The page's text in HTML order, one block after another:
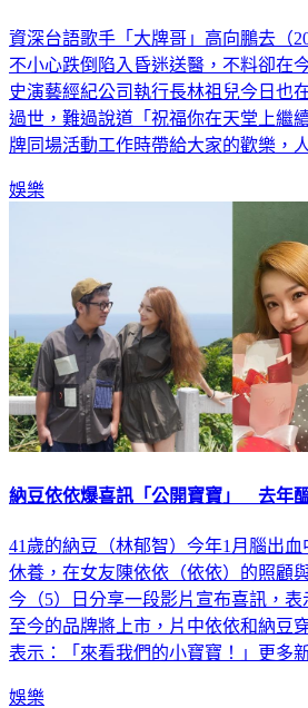
資深台語歌手「大牌哥」高向鵬去（
不小心跌倒陷入昏迷送醫，不料卻在
史演藝經紀公司執行長林祖兒今日也
過世，難過說道「祝福你在天堂上繼
牌同場活動工作時帶給大家的歡樂，
娛樂
納豆依依爆喜訊「公開寶寶」 去年
41歲的納豆（林郁智）今年1月腦出
休養，在女友陳依依（依依）的照顧
今（5）日分享一段影片宣布喜訊，表
至今的品牌將上市，片中依依和納豆
表示：「來看我們的小寶寶！」更多
娛樂